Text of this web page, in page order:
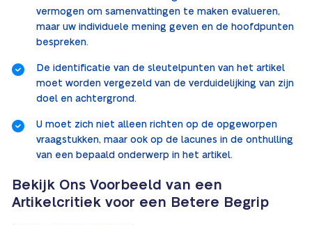
vermogen om samenvattingen te maken evalueren,
maar uw individuele mening geven en de hoofdpunten
bespreken.
De identificatie van de sleutelpunten van het artikel
moet worden vergezeld van de verduidelijking van zijn
doel en achtergrond.
U moet zich niet alleen richten op de opgeworpen
vraagstukken, maar ook op de lacunes in de onthulling
van een bepaald onderwerp in het artikel.
Bekijk Ons Voorbeeld van een
Artikelcritiek voor een Betere Begrip